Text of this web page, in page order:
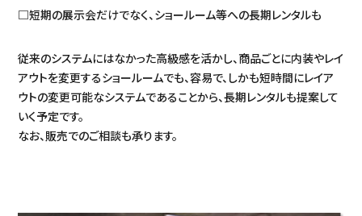
□短期の展示会だけでなく、ショールーム等への長期レンタルも
従来のシステムにはなかった高級感を活かし、商品ごとに内装やレイ
アウトを変更するショールームでも、容易で、しかも短時間にレイア
ウトの変更可能なシステムであることから、長期レンタルも提案して
いく予定です。
なお、販売でのご相談も承ります。